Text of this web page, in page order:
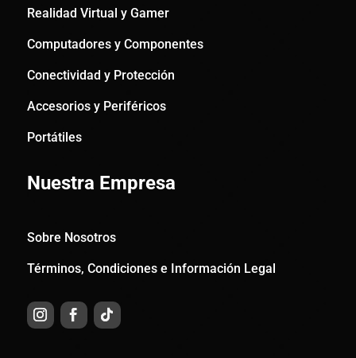
Realidad Virtual y Gamer
Computadores y Componentes
Conectividad y Protección
Accesorios y Periféricos
Portátiles
Nuestra Empresa
Sobre Nosotros
Términos, Condiciones e Información Legal